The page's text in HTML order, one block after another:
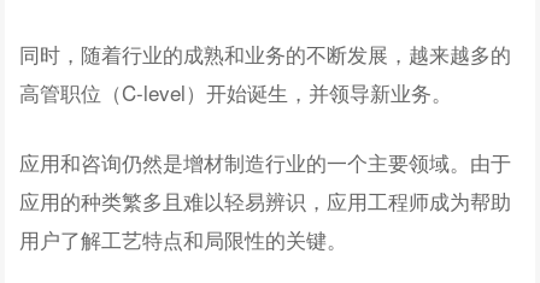
同时，随着行业的成熟和业务的不断发展，越来越多的
高管职位（C-level）开始诞生，并领导新业务。
应用和咨询仍然是增材制造行业的一个主要领域。由于
应用的种类繁多且难以轻易辨识，应用工程师成为帮助
用户了解工艺特点和局限性的关键。